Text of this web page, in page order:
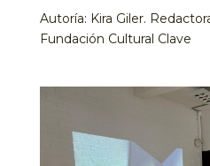
Autoría: Kira Giler.
Fundación Cultural Clave